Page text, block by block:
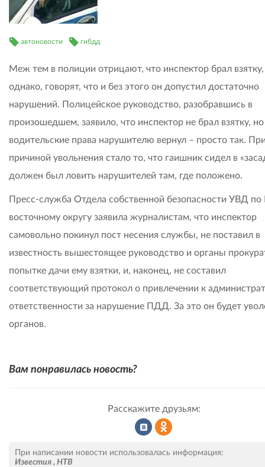
автоновости гибдд
Меж тем в полиции отрицают, что инспектор брал взятку,
однако, говорят, что и без этого он допустил достаточно
нарушений. Полицейское руководство, разобравшись в
произошедшем, заявило, что инспектор не брал взятку, но
водительские права нарушителю вернул – просто так.
причиной увольнения стало то, что гаишник сидел в
должен был ловить нарушителей там, где положено.
Пресс-служба Отдела собственной безопасности УВД
восточному округу заявила журналистам, что инспектор
самовольно покинул пост несения службы, не поставил в
известность вышестоящее руководство и органы
попытке дачи ему взятки, и, наконец, не составил
соответствующий протокол о привлечении к
ответственности за нарушение ПДД. За это он будет
органов.
Вам понравилась новость?
Расскажите друзьям:
При написании новости использовалась информация:
Известия , НТВ